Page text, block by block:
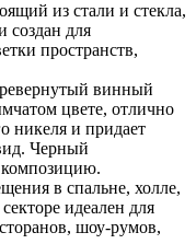
из стали и стекла,
создан для
пространств,
винный
цвете, отлично
никеля и придает
Черный
композицию.
в спальне, холле,
идеален для
шоу-румов,